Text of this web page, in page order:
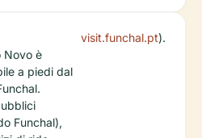
Novo è
a piedi dal
Funchal),
visit.funchal.pt).